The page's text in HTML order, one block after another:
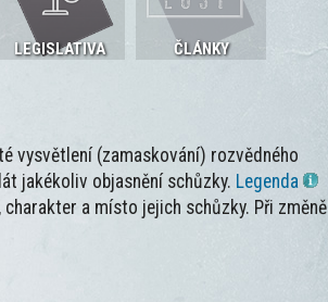
LEGISLATIVA ČLÁNKY
vysvětlení (zamaskování) rozvědného
jakékoliv objasnění schůzky. Legenda
, charakter a místo jejich schůzky. Při změně